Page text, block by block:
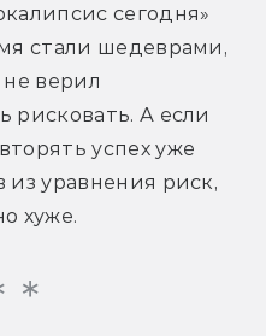
сегодня»
стали шедеврами,
верил
рисковать. А если
успех уже
уравнения риск,
хуже.